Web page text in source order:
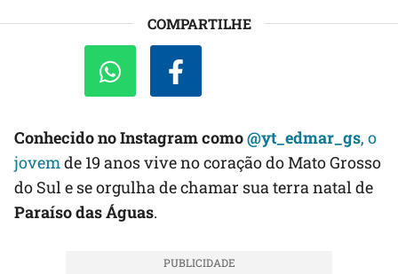
COMPARTILHE
Conhecido no Instagram como@yt_edmar_gs, o
jovemde 19 anos vive no coração do Mato Grosso
do Sul e se orgulha de chamar sua terra natal de
Paraíso das Águas.